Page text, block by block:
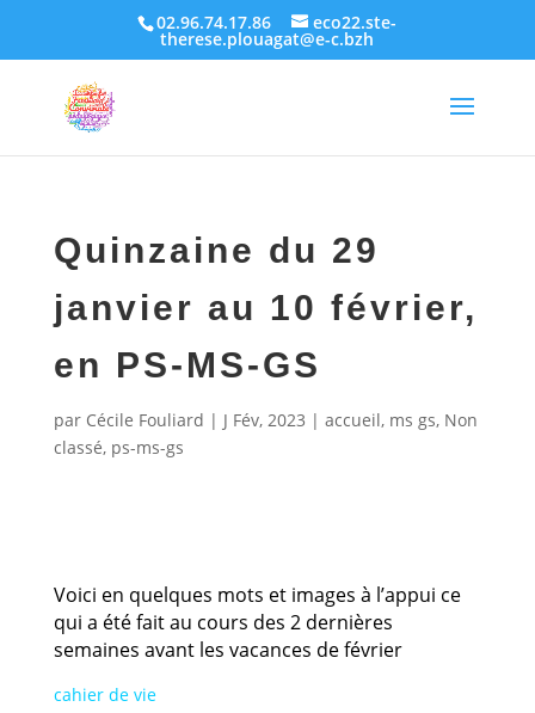
02.96.74.17.86 eco22.ste-
therese.plouagat@e-c.bzh
Quinzaine du 29
janvier au 10 février,
en PS-MS-GS
par Cécile Fouliard | J Fév, 2023 | accueil, ms gs, Non
classé, ps-ms-gs
Voici en quelques mots et images à l’appui ce
qui a été fait au cours des 2 dernières
semaines avant les vacances de février
cahier de vie